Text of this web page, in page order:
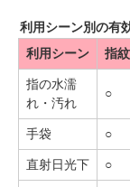
利用シーン別の有
利用シーン
指
指の水濡
れ・汚れ
○
手袋 ○
直射日光下 ○